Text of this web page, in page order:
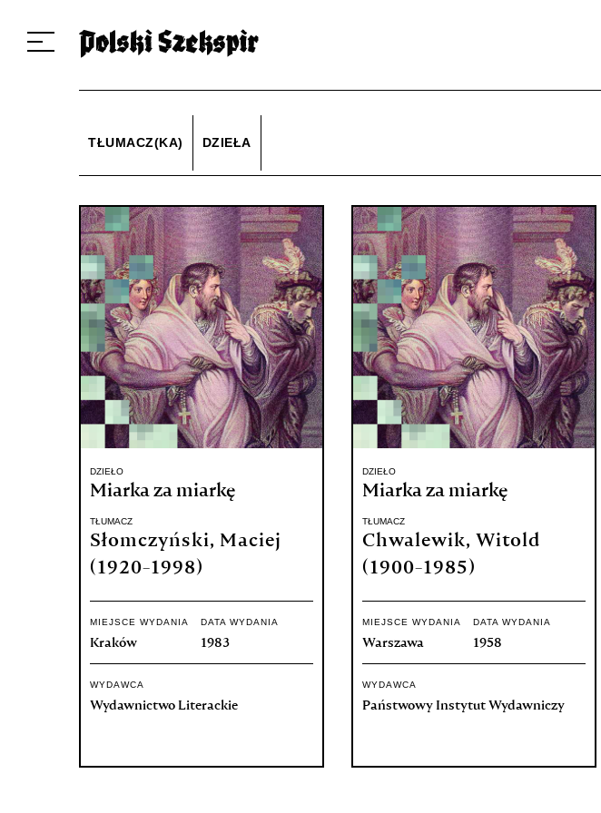
TŁUMACZ(KA) DZIEŁA
DZIEŁO
Miarka za miarkę
TŁUMACZ
Słomczyński, Maciej
(1920-1998)
MIEJSCE WYDANIA
Kraków
DATA WYDANIA
1983
WYDAWCA
Wydawnictwo Literackie
DZIEŁO
Miarka za miarkę
TŁUMACZ
Chwalewik, Witold
(1900-1985)
MIEJSCE WYDANIA
Warszawa
DATA WYDANIA
1958
WYDAWCA
Państwowy Instytut Wydawniczy